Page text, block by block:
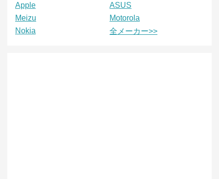
Apple
ASUS
Meizu
Motorola
Nokia
全メーカー>>